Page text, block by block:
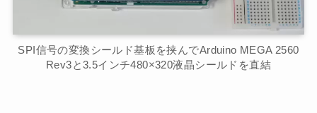
SPI信号の変換シールド基板を挟んでArduino MEGA 2560
Rev3と3.5インチ480×320液晶シールドを直結